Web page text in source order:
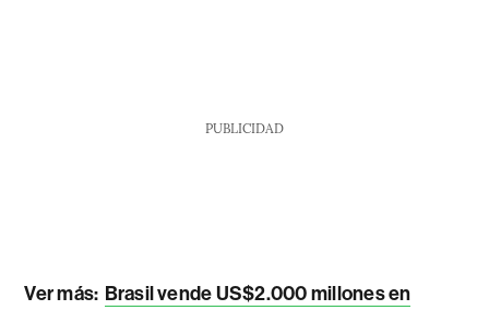
PUBLICIDAD
Ver más: Brasil vende US$2.000 millones en